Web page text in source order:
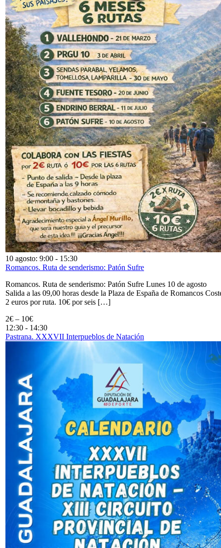
10 agosto: 9:00 - 15:30
Romancos. Ruta de senderismo: Patón Sufre
Romancos. Ruta de senderismo: Patón Sufre Lunes 10 de agosto
Salida a las 09,00 horas desde la Plaza de España de Romancos
2 euros por ruta. 10€ por seis […]
2€ – 10€
12:30 - 14:30
Pastrana. XXXVII Interpueblos de Natación